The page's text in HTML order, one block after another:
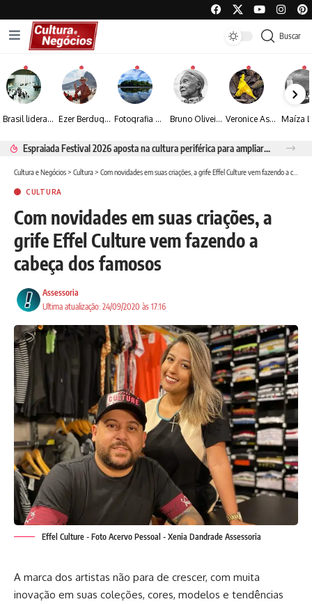
Buscar
Brasil lidera crescimento entre os 15 maiores mercados globais de viagens corporativas Ezer Berdugo transforma experiências multiculturais e memórias em narrativas visuais por meio da fotografia Fotografia de Fátima Carlini transforma paisagens naturais em experiências de contemplação Bruno Oliveira retrata o cotidiano urbano por meio da fotografia em preto e branco Veronice Assini Saes transforma a natureza em fotografias marcadas pela sensibilidade
Espraiada Festival 2026 aposta na cultura periférica para ampliar oportunidades na zona sul
Cultura e Negócios> Cultura> Com novidades em suas criações, a grife Effel Culture vem fazendo a cabeça dos famosos
CULTURA
Com novidades em suas criações, a
grife Effel Culture vem fazendo a
cabeça dos famosos
Ultima atualização: 24/09/2020 às 17:16
Assessoria
Effel Culture - Foto Acervo Pessoal - Xenia Dandrade Assessoria
A marca dos artistas não para de crescer, com muita
inovação em suas coleções, cores, modelos e tendências